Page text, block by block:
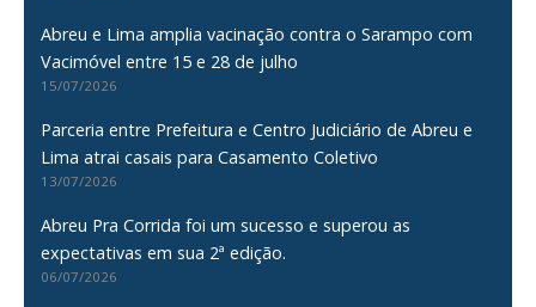
Abreu e Lima amplia vacinação contra o Sarampo com
Vacimóvel entre 15 e 28 de julho
15/07/2026
Parceria entre Prefeitura e Centro Judiciário de Abreu e
Lima atrai casais para Casamento Coletivo
13/07/2026
Abreu Pra Corrida foi um sucesso e superou as
expectativas em sua 2ª edição.
06/07/2026